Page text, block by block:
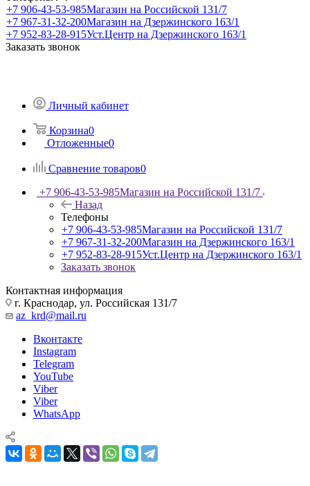
+7 906-43-53-985Магазин на Российской 131/7
+7 967-31-32-200Магазин на Дзержинского 163/1
+7 952-83-28-915Уст.Центр на Дзержинского 163/1
Заказать звонок
Личный кабинет
Корзина0
Отложенные0
Сравнение товаров0
+7 906-43-53-985Магазин на Российской 131/7
Назад
Телефоны
+7 906-43-53-985Магазин на Российской 131/7
+7 967-31-32-200Магазин на Дзержинского 163/1
+7 952-83-28-915Уст.Центр на Дзержинского 163/1
Заказать звонок
Контактная информация
г. Краснодар, ул. Российская 131/7
az_krd@mail.ru
Вконтакте
Instagram
Telegram
YouTube
Viber
Viber
WhatsApp